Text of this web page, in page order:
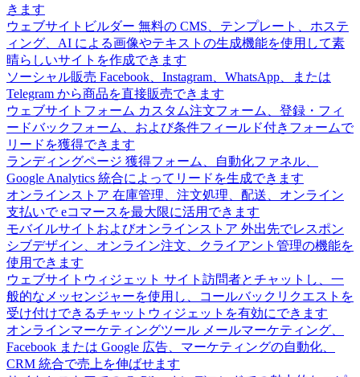
きます
ウェブサイトビルダー 無料の CMS、テンプレート、ホステ
ィング、AI による画像やテキストの生成機能を使用して素
晴らしいサイトを作成できます
ソーシャル販売 Facebook、Instagram、WhatsApp、または
Telegram から商品を直接販売できます
ウェブサイトフォーム カスタム注文フォーム、登録・フィ
ードバックフォーム、および条件フィールド付きフォームで
リードを獲得できます
ランディングページ 獲得フォーム、自動化ファネル、
Google Analytics 統合によってリードを生成できます
オンラインストア 在庫管理、注文処理、配送、オンライン
支払いで eコマースを最大限に活用できます
モバイルサイトおよびオンラインストア 外出先でレスポン
シブデザイン、オンライン注文、クライアント管理の機能を
使用できます
ウェブサイトウィジェット サイト訪問者とチャットし、一
般的なメッセンジャーを使用し、コールバックリクエストを
受け付けできるチャットウィジェットを有効にできます
オンラインマーケティングツール メールマーケティング、
Facebook または Google 広告、マーケティングの自動化、
CRM 統合で売上を伸ばせます